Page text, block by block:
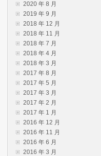
2020 年 8 月
2019 年 9 月
2018 年 12 月
2018 年 11 月
2018 年 7 月
2018 年 4 月
2018 年 3 月
2017 年 8 月
2017 年 5 月
2017 年 3 月
2017 年 2 月
2017 年 1 月
2016 年 12 月
2016 年 11 月
2016 年 6 月
2016 年 3 月